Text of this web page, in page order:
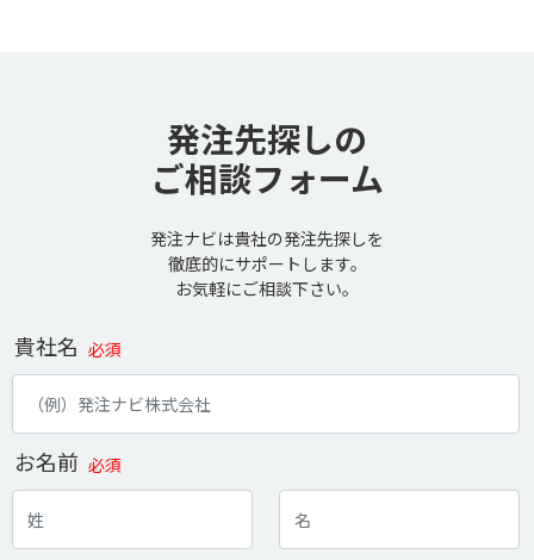
発注先探しの
ご相談フォーム
発注ナビは貴社の発注先探しを
徹底的にサポートします。
お気軽にご相談下さい。
貴社名 必須
お名前 必須